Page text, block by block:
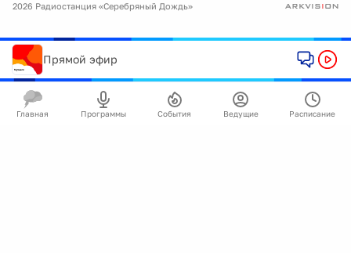
2026 Радиостанция «Серебряный Дождь»
Прямой эфир
Главная Программы События Ведущие Расписание